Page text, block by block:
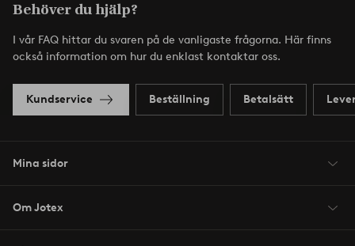
Behöver du hjälp?
I vår FAQ hittar du svaren på de vanligaste frågorna. Här finns
också information om hur du enklast kontaktar oss.
Kundservice Beställning Betalsätt
Mina sidor
Om Jotex